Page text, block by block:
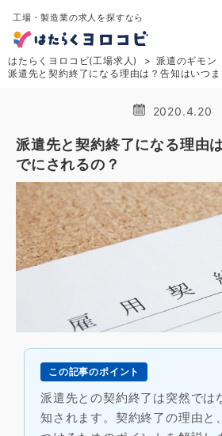
工場・製造業の求人を探すなら
はたらくヨロコビ(工場求人)
派遣のギモン
派遣先と契約終了になる理由は？告知はいつ
2020.4.20
派遣先と契約終了になる理由
でにされるの？
この記事のポイント
派遣先との契約終了は突然では
知されます。契約終了の理由と